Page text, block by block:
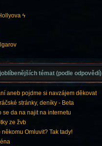
ϟ
témat (podle odpovědí)
aneb pojdme si navzájem děkovat
stránky, deníky - Beta
se da na najit na internetu
ze žvb
někomu Omluvit? Tak tady!